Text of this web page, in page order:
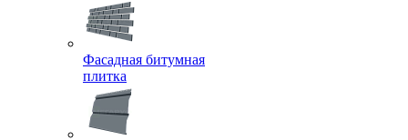
Фасадная битумная
плитка